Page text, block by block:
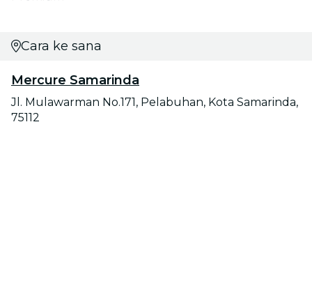
Cara ke sana
Mercure Samarinda
Jl. Mulawarman No.171, Pelabuhan, Kota Samarinda,
75112